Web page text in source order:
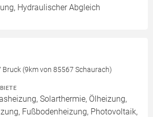
Hydraulischer Abgleich
Bruck (9km von 85567 Schaurach)
Solarthermie, Ölheizung,
Fußbodenheizung, Photovoltaik,